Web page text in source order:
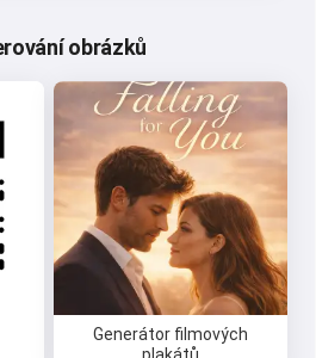
obrázků
Generátor filmových